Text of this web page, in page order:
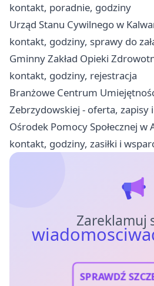
kontakt, poradnie, godziny
Urząd Stanu Cywilnego w
kontakt, godziny, sprawy do
Gminny Zakład Opieki
kontakt, godziny, rejestracja
Branżowe Centrum
Zebrzydowskiej - oferta, zapisy
Ośrodek Pomocy Społecznej w
kontakt, godziny, zasiłki i
Zareklamuj
SPRAWDŹ